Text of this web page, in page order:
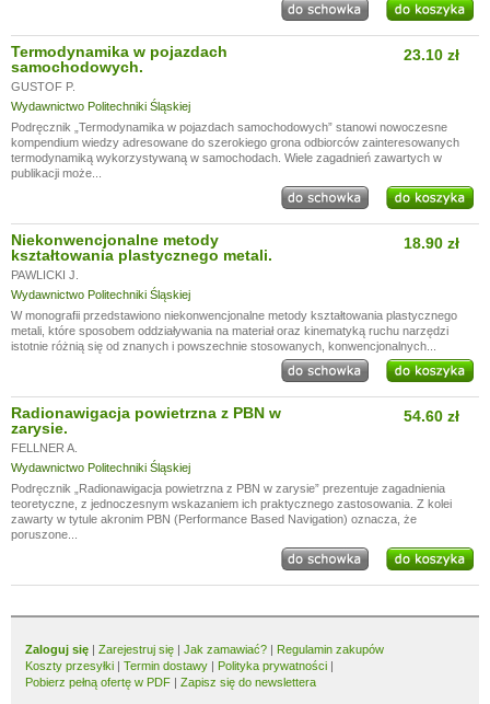
Termodynamika w pojazdach
samochodowych.
GUSTOF P.
Wydawnictwo Politechniki Śląskiej
23.10 zł
Podręcznik „Termodynamika w pojazdach samochodowych” stanowi nowoczesne
kompendium wiedzy adresowane do szerokiego grona odbiorców zainteresowanych
termodynamiką wykorzystywaną w samochodach. Wiele zagadnień zawartych w
publikacji może...
Niekonwencjonalne metody
kształtowania plastycznego metali.
PAWLICKI J.
Wydawnictwo Politechniki Śląskiej
18.90 zł
W monografii przedstawiono niekonwencjonalne metody kształtowania plastycznego
metali, które sposobem oddziaływania na materiał oraz kinematyką ruchu narzędzi
istotnie różnią się od znanych i powszechnie stosowanych, konwencjonalnych...
Radionawigacja powietrzna z PBN w
zarysie.
FELLNER A.
Wydawnictwo Politechniki Śląskiej
54.60 zł
Podręcznik „Radionawigacja powietrzna z PBN w zarysie” prezentuje zagadnienia
teoretyczne, z jednoczesnym wskazaniem ich praktycznego zastosowania. Z kolei
zawarty w tytule akronim PBN (Performance Based Navigation) oznacza, że
poruszone...
Zaloguj się | Zarejestruj się | Jak zamawiać? | Regulamin zakupów
Koszty przesyłki | Termin dostawy | Polityka prywatności |
Pobierz pełną ofertę w PDF | Zapisz się do newslettera